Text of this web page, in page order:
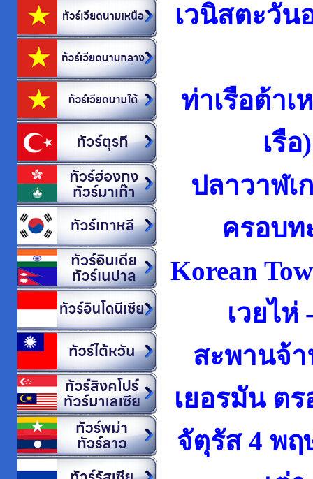
เวนิสตะวัน
ท่าเรือต้า
เรื
ปลาวาฬเ
ครอบท
Korean
เวยไ
สะพานจ้า
เยอรมัน ตร
จัตุรัส 4 พฤ